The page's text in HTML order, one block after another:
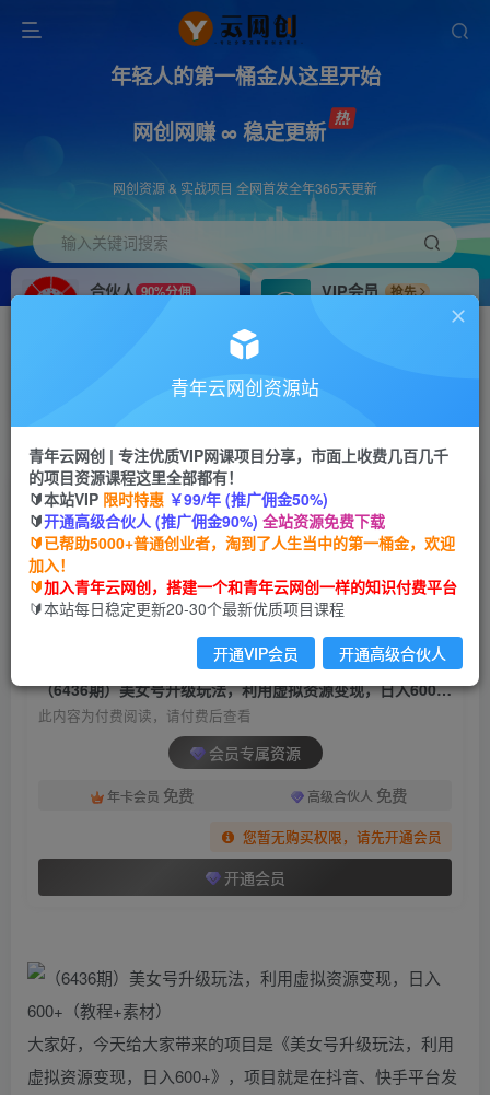
年轻人的第一桶金从这里开始
网创网赚 ∞ 稳定更新
网创资源 & 实战项目 全网首发全年365天更新
输入关键词搜索
合伙人 90%分佣
VIP会员
抢先
搭建同款网站，自己当老板
首页 创业课程 会员专属 正文
（6436期）美女号升级玩法，利用虚拟资源变
现，日入600+（教程+素材）
青年云网创
2年前发布
关注 私信
（6436期）美女号升级玩法，利用虚拟资源变现，日入600+（教程+素材）
此内容为付费阅读，请付费后查看
会员专属资源
年卡会员 免费 高级合伙人 免费
您暂无购买权限，请先开通会员
开通会员
大家好，今天给大家带来的项目是《美女号升级玩法，利用
虚拟资源变现，日入600+》，项目就是在抖音、快手平台发
青年云网创资源站
青年云网创 | 专注优质VIP网课项目分享，市面上收费几百几千
的项目资源课程这里全部都有！
🔰本站VIP 限时特惠 ￥99/年 (推广佣金50%)
🔰开通高级合伙人 (推广佣金90%) 全站资源免费下载
🔰已帮助5000+普通创业者，淘到了人生当中的第一桶金，欢迎
加入！
🔰加入青年云网创，搭建一个和青年云网创一样的知识付费平台
🔰本站每日稳定更新20-30个最新优质项目课程
开通VIP会员 开通高级合伙人